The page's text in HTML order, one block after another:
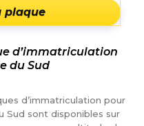
plaque
d’immatriculation
du Sud
d’immatriculation pour
Sud sont disponibles sur